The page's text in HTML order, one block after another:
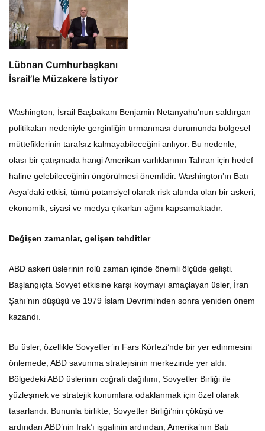
Lübnan Cumhurbaşkanı
İsrail’le Müzakere İstiyor
Washington, İsrail Başbakanı Benjamin Netanyahu’nun saldırgan
politikaları nedeniyle gerginliğin tırmanması durumunda bölgesel
müttefiklerinin tarafsız kalmayabileceğini anlıyor. Bu nedenle,
olası bir çatışmada hangi Amerikan varlıklarının Tahran için hedef
haline gelebileceğinin öngörülmesi önemlidir. Washington’ın Batı
Asya’daki etkisi, tümü potansiyel olarak risk altında olan bir askeri,
ekonomik, siyasi ve medya çıkarları ağını kapsamaktadır.
Değişen zamanlar, gelişen tehditler
ABD askeri üslerinin rolü zaman içinde önemli ölçüde gelişti.
Başlangıçta Sovyet etkisine karşı koymayı amaçlayan üsler, İran
Şahı’nın düşüşü ve 1979 İslam Devrimi’nden sonra yeniden önem
kazandı.
Bu üsler, özellikle Sovyetler’in Fars Körfezi’nde bir yer edinmesini
önlemede, ABD savunma stratejisinin merkezinde yer aldı.
Bölgedeki ABD üslerinin coğrafi dağılımı, Sovyetler Birliği ile
yüzleşmek ve stratejik konumlara odaklanmak için özel olarak
tasarlandı. Bununla birlikte, Sovyetler Birliği’nin çöküşü ve
ardından ABD’nin Irak’ı işgalinin ardından, Amerika’nın Batı